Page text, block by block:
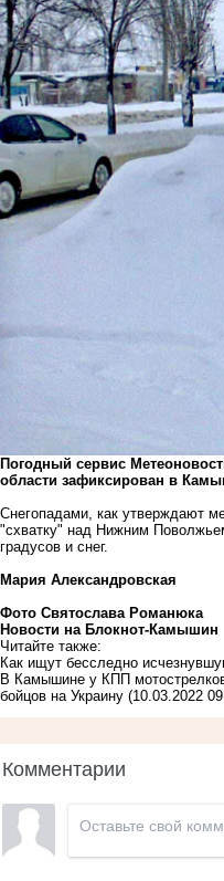
Погодный сервис
области зафиксирован в Ка
Снегопадами, как утверждают
"схватку" над Нижним
градусов и снег.
Мария Александровская
Фото Святослава Романюка
Новости на Блoкнoт-Камышин
Читайте также:
Как ищут бесследно
В Камышине у КПП
бойцов на Украину (10.03.2022
Комментарии